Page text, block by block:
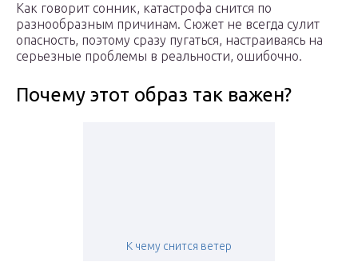
Как говорит сонник, катастрофа снится по
разнообразным причинам. Сюжет не всегда сулит
опасность, поэтому сразу пугаться, настраиваясь на
серьезные проблемы в реальности, ошибочно.
Почему этот образ так важен?
К чему снится ветер